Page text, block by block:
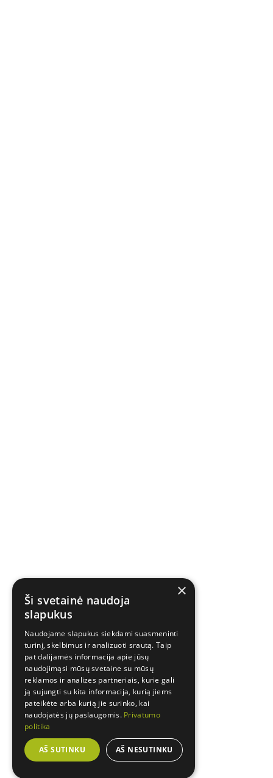
×
Ši svetainė naudoja
slapukus
Naudojame slapukus siekdami suasmeninti
turinį, skelbimus ir analizuoti srautą. Taip
pat dalijamės informacija apie jūsų
naudojimąsi mūsų svetaine su mūsų
reklamos ir analizės partneriais, kurie gali
ją sujungti su kita informacija, kurią jiems
pateikėte arba kurią jie surinko, kai
naudojatės jų paslaugomis. Privatumo
politika
AŠ SUTINKU AŠ NESUTINKU